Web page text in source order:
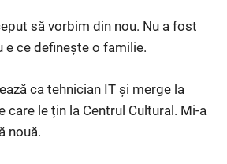
să vorbim din nou. Nu a fost
e ce definește o familie.
ca tehnician IT și merge la
care le țin la Centrul Cultural. Mi-a
nouă.